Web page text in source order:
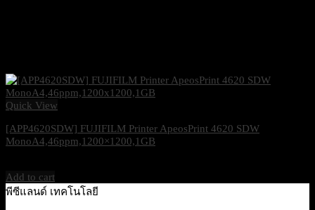
Quick View
[APP4620SDW] FUJIFILM Printer ApeosPrint 4620 SDW
MonoA4,46ppm,1200×1200,1GB
Add to cart
พีซีแลนด์ เทคโนโลยี